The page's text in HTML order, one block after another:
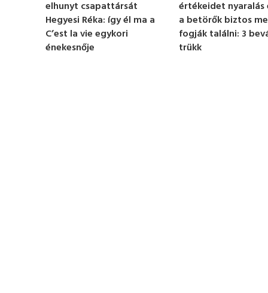
t
e
elhunyt csapattársát
Hegyesi Réka: így él ma a
C’est la vie egykori
énekesnője
értékeidet
a betörők biztos
fogják találni: 3
trükk